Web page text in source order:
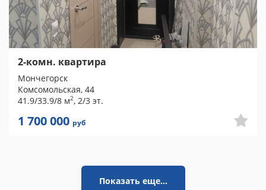
2-комн. квартира
Мончегорск
Комсомольская, 44
41.9/33.9/8 м2, 2/3 эт.
1 700 000 руб
Показать еще...